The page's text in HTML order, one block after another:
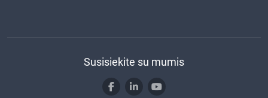
Susisiekite su mumis